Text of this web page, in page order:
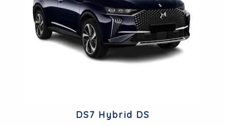
DS7 Hybrid DS